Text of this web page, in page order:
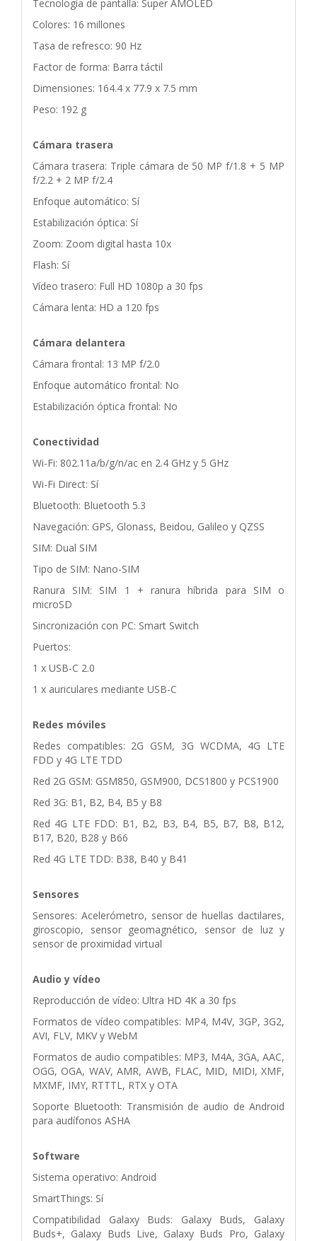
Tecnología de pantalla: Super AMOLED
Colores: 16 millones
Tasa de refresco: 90 Hz
Factor de forma: Barra táctil
Dimensiones: 164.4 x 77.9 x 7.5 mm
Peso: 192 g
Cámara trasera
Cámara trasera: Triple cámara de 50 MP f/1.8 + 5 MP
f/2.2 + 2 MP f/2.4
Enfoque automático: Sí
Estabilización óptica: Sí
Zoom: Zoom digital hasta 10x
Flash: Sí
Vídeo trasero: Full HD 1080p a 30 fps
Cámara lenta: HD a 120 fps
Cámara delantera
Cámara frontal: 13 MP f/2.0
Enfoque automático frontal: No
Estabilización óptica frontal: No
Conectividad
Wi-Fi: 802.11a/b/g/n/ac en 2.4 GHz y 5 GHz
Wi-Fi Direct: Sí
Bluetooth: Bluetooth 5.3
Navegación: GPS, Glonass, Beidou, Galileo y QZSS
SIM: Dual SIM
Tipo de SIM: Nano-SIM
Ranura SIM: SIM 1 + ranura híbrida para SIM o
microSD
Sincronización con PC: Smart Switch
Puertos:
1 x USB-C 2.0
1 x auriculares mediante USB-C
Redes móviles
Redes compatibles: 2G GSM, 3G WCDMA, 4G LTE
FDD y 4G LTE TDD
Red 2G GSM: GSM850, GSM900, DCS1800 y PCS1900
Red 3G: B1, B2, B4, B5 y B8
Red 4G LTE FDD: B1, B2, B3, B4, B5, B7, B8, B12,
B17, B20, B28 y B66
Red 4G LTE TDD: B38, B40 y B41
Sensores
Sensores: Acelerómetro, sensor de huellas dactilares,
giroscopio, sensor geomagnético, sensor de luz y
sensor de proximidad virtual
Audio y vídeo
Reproducción de vídeo: Ultra HD 4K a 30 fps
Formatos de vídeo compatibles: MP4, M4V, 3GP, 3G2,
AVI, FLV, MKV y WebM
Formatos de audio compatibles: MP3, M4A, 3GA, AAC,
OGG, OGA, WAV, AMR, AWB, FLAC, MID, MIDI, XMF,
MXMF, IMY, RTTTL, RTX y OTA
Soporte Bluetooth: Transmisión de audio de Android
para audífonos ASHA
Software
Sistema operativo: Android
SmartThings: Sí
Compatibilidad Galaxy Buds: Galaxy Buds, Galaxy
Buds+, Galaxy Buds Live, Galaxy Buds Pro, Galaxy